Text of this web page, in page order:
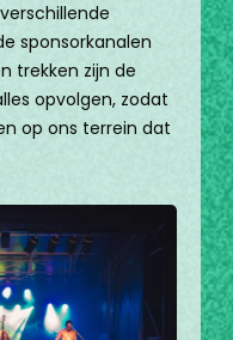
sponsorkanalen
trekken zijn de
opvolgen, zodat
op ons terrein dat